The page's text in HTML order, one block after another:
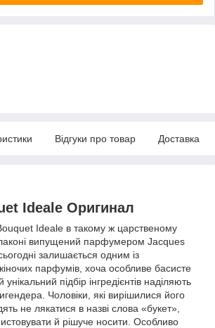
Відгуки про товар Доставка
Ideale Оригинал
Ideale в такому ж царственому
випущений парфумером Jacques
залишається одним із
парфумів, хоча особливе басисте
підбір інгредієнтів наділяють
Чоловіки, які вирішилися його
не лякатися в назві слова «букет»,
й рішуче носити. Особливо